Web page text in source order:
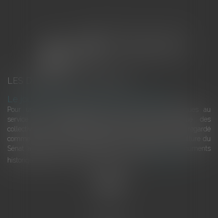
LES DERNIÈRES ACTUALITÉS
Le joug léger des monuments historiques
Pour une gestion patrimoniale des monuments historiques au
service du développement économique et touristique des
collectivités Le monument historique a longtemps été regardé
comme une charge. Le rapport que la commission de la culture du
Sénat a consacré, en juillet 2026, à la gestion des monuments
historiques invite à y voir aussi une ressour...